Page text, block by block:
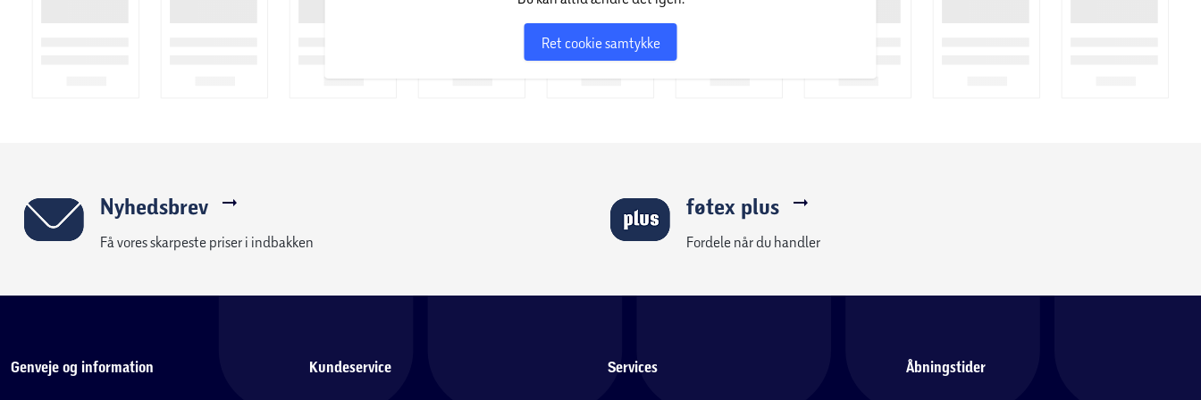
Ret cookie samtykke
Nyhedsbrev
Få vores skarpeste priser i indbakken
føtex plus
Fordele når du handler
Genveje og information Kundeservice Services Åbningstider